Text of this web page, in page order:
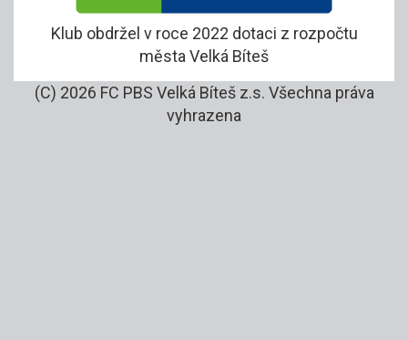
Klub obdržel v roce 2022 dotaci z rozpočtu
města Velká Bíteš
(C) 2026 FC PBS Velká Bíteš z.s. Všechna práva
vyhrazena